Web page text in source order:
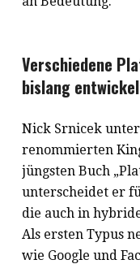
Verschiedene
bislang
Nick Srnicek
renommierten
jüngsten Buch
unterscheidet er
die auch in
Als ersten Typus
wie Google und